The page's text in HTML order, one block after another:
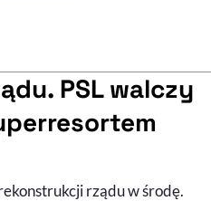
PSL walczy
rządu w środę.